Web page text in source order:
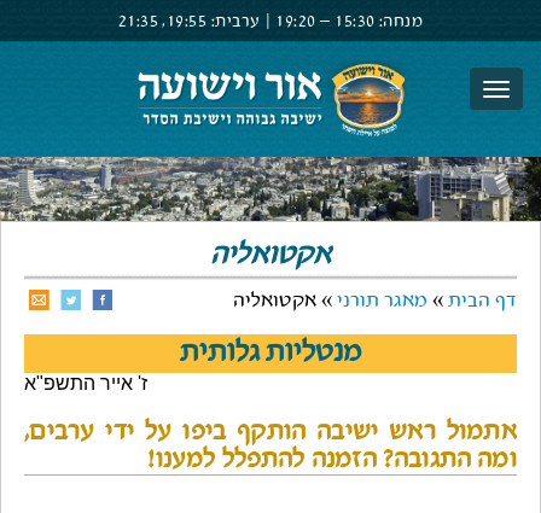
מנחה: 15:30 –
19:20 ערבית: 19:55,
21:35
אקטואליה
דף הבית » מאגר תורני » אקטואליה
מנטליות גלותית
ז' אייר התשפ"א
אתמול ראש ישיבה הותקף ביפו על ידי ערבים,
ומה התגובה? הזמנה להתפלל למענו!